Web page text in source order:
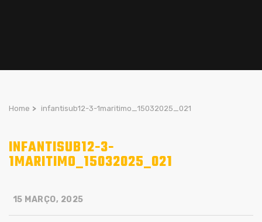
Home > infantisub12-3-1maritimo_15032025_021
INFANTISUB12-3-
1MARITIMO_15032025_021
15 MARÇO, 2025